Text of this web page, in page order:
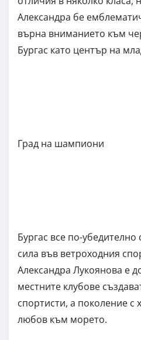
Александра бе
върна вниманието към
Бургас като център на
Град на шампиони
Бургас все по-
сила във ветроходния
Александра Лукoянова е
местните клубове
спортисти, а поколение с
любов към морето.